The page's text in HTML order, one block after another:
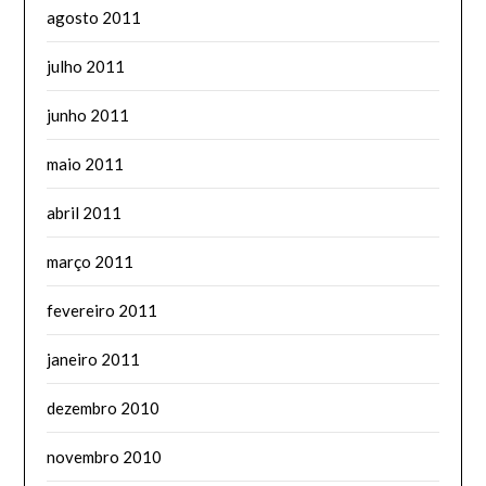
agosto 2011
julho 2011
junho 2011
maio 2011
abril 2011
março 2011
fevereiro 2011
janeiro 2011
dezembro 2010
novembro 2010